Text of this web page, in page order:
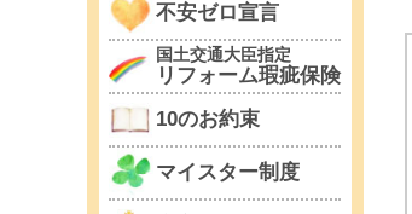
不安ゼロ宣言
国土交通大臣指定
リフォーム瑕疵保険
10のお約束
マイスター制度